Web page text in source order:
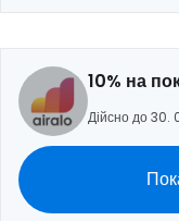
10% на
Дійсно до 30.